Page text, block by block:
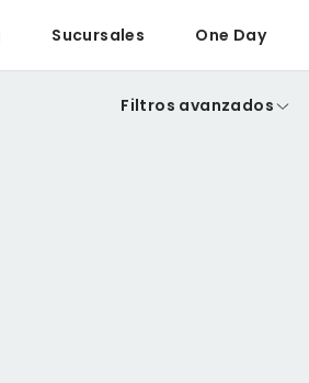
Sucursales One Day
Filtros avanzados